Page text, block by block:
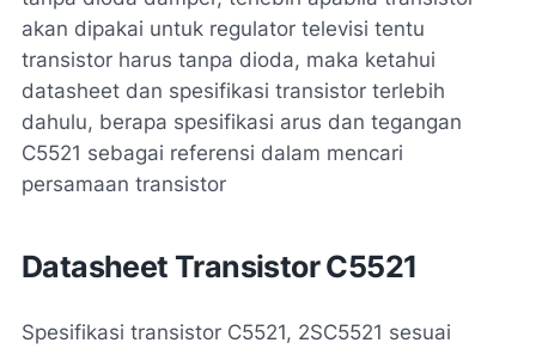
akan dipakai untuk regulator televisi tentu
transistor harus tanpa dioda, maka ketahui
datasheet dan spesifikasi transistor terlebih
dahulu, berapa spesifikasi arus dan tegangan
C5521 sebagai referensi dalam mencari
persamaan transistor
Datasheet Transistor C5521
Spesifikasi transistor C5521, 2SC5521 sesuai